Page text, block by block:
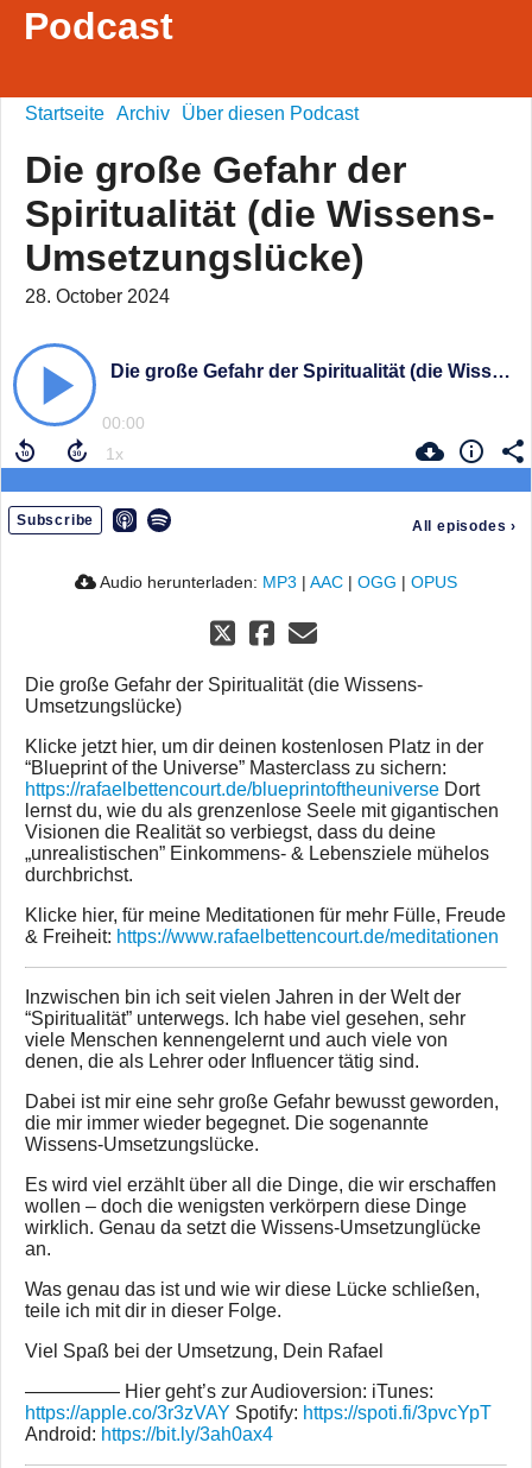
Podcast
Startseite Archiv Über diesen Podcast
Die große Gefahr der
Spiritualität (die Wissens-
Umsetzungslücke)
28. October 2024
Die große Gefahr der Spiritualität (die Wissens-Umsetzungslücke)
00:00
Subscribe All episodes ›
Audio herunterladen: MP3 | AAC | OGG | OPUS
Die große Gefahr der Spiritualität (die Wissens-
Umsetzungslücke)
Klicke jetzt hier, um dir deinen kostenlosen Platz in der
“Blueprint of the Universe” Masterclass zu sichern:
https://rafaelbettencourt.de/blueprintoftheuniverse Dort
lernst du, wie du als grenzenlose Seele mit gigantischen
Visionen die Realität so verbiegst, dass du deine
„unrealistischen” Einkommens- & Lebensziele mühelos
durchbrichst.
Klicke hier, für meine Meditationen für mehr Fülle, Freude
& Freiheit: https://www.rafaelbettencourt.de/meditationen
Inzwischen bin ich seit vielen Jahren in der Welt der
“Spiritualität” unterwegs. Ich habe viel gesehen, sehr
viele Menschen kennengelernt und auch viele von
denen, die als Lehrer oder Influencer tätig sind.
Dabei ist mir eine sehr große Gefahr bewusst geworden,
die mir immer wieder begegnet. Die sogenannte
Wissens-Umsetzungslücke.
Es wird viel erzählt über all die Dinge, die wir erschaffen
wollen – doch die wenigsten verkörpern diese Dinge
wirklich. Genau da setzt die Wissens-Umsetzunglücke
an.
Was genau das ist und wie wir diese Lücke schließen,
teile ich mit dir in dieser Folge.
Viel Spaß bei der Umsetzung, Dein Rafael
————— Hier geht’s zur Audioversion: iTunes:
https://apple.co/3r3zVAY Spotify: https://spoti.fi/3pvcYpT
Android: https://bit.ly/3ah0ax4